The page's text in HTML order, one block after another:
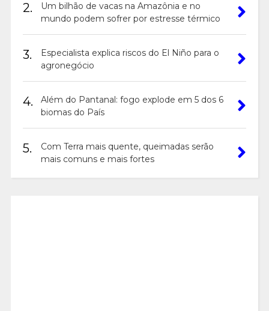
2.
Um bilhão de vacas na Amazônia e no
mundo podem sofrer por estresse térmico
3.
Especialista explica riscos do El Niño para o
agronegócio
4.
Além do Pantanal: fogo explode em 5 dos 6
biomas do País
5.
Com Terra mais quente, queimadas serão
mais comuns e mais fortes